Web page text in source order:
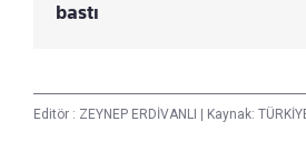
bastı
Editör : ZEYNEP ERDİVANLI Kaynak: